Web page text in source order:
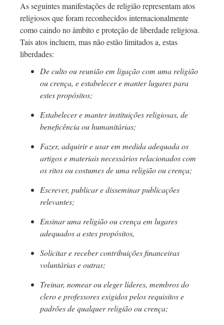
As seguintes manifestações de religião representam atos
religiosos que foram reconhecidos internacionalmente
como caindo no âmbito e proteção de liberdade religiosa.
Tais atos incluem, mas não estão limitados a, estas
liberdades:
De culto ou reunião em ligação com uma religião
ou crença, e estabelecer e manter lugares para
estes propósitos;
Estabelecer e manter instituições religiosas, de
beneficência ou humanitárias;
Fazer, adquirir e usar em medida adequada os
artigos e materiais necessários relacionados com
os ritos ou costumes de uma religião ou crença;
Escrever, publicar e disseminar publicações
relevantes;
Ensinar uma religião ou crença em lugares
adequados a estes propósitos,
Solicitar e receber contribuições financeiras
voluntárias e outras;
Treinar, nomear ou eleger líderes, membros do
clero e professores exigidos pelos requisitos e
padrões de qualquer religião ou crença;